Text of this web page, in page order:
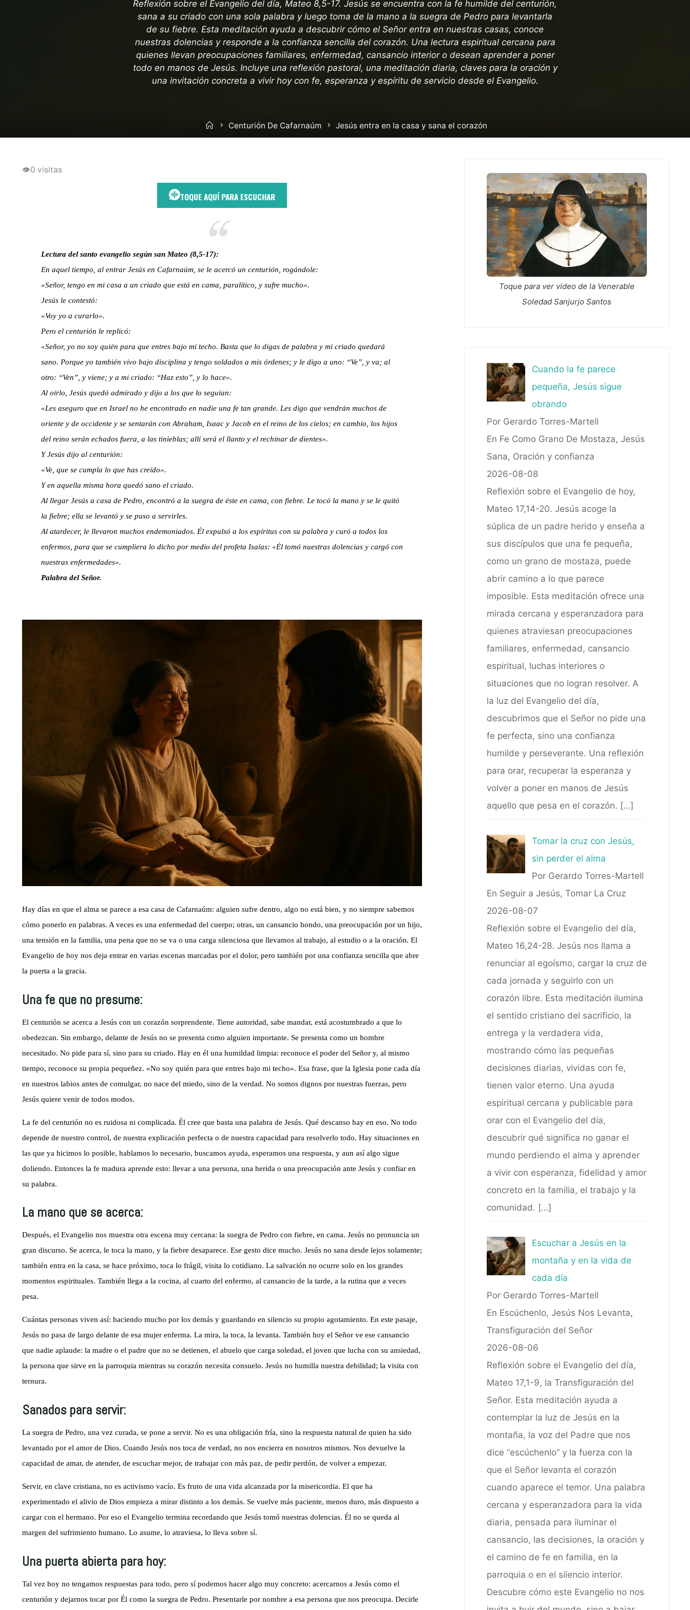
Reflexión sobre el Evangelio del día, Mateo 8,5-17. Jesús se encuentra con la fe humilde del centurión,
sana a su criado con una sola palabra y luego toma de la mano a la suegra de Pedro para levantarla
de su fiebre. Esta meditación ayuda a descubrir cómo el Señor entra en nuestras casas, conoce
nuestras dolencias y responde a la confianza sencilla del corazón. Una lectura espiritual cercana para
quienes llevan preocupaciones familiares, enfermedad, cansancio interior o desean aprender a poner
todo en manos de Jesús. Incluye una reflexión pastoral, una meditación diaria, claves para la oración y
una invitación concreta a vivir hoy con fe, esperanza y espíritu de servicio desde el Evangelio.
InicioCenturión De Cafarnaúm Jesús entra en la casa y sana el corazón
👁0 visitas
TOQUE AQUÍ PARA ESCUCHAR
Lectura del santo evangelio según san Mateo (8,5-17):
En aquel tiempo, al entrar Jesús en Cafarnaúm, se le acercó un centurión, rogándole:
«Señor, tengo en mi casa a un criado que está en cama, paralítico, y sufre mucho».
Jesús le contestó:
«Voy yo a curarlo».
Pero el centurión le replicó:
«Señor, yo no soy quién para que entres bajo mi techo. Basta que lo digas de palabra y mi criado quedará
sano. Porque yo también vivo bajo disciplina y tengo soldados a mis órdenes; y le digo a uno: “Ve”, y va; al
otro: “Ven”, y viene; y a mi criado: “Haz esto”, y lo hace».
Al oírlo, Jesús quedó admirado y dijo a los que lo seguían:
«Les aseguro que en Israel no he encontrado en nadie una fe tan grande. Les digo que vendrán muchos de
oriente y de occidente y se sentarán con Abraham, Isaac y Jacob en el reino de los cielos; en cambio, los hijos
del reino serán echados fuera, a las tinieblas; allí será el llanto y el rechinar de dientes».
Y Jesús dijo al centurión:
«Ve, que se cumpla lo que has creído».
Y en aquella misma hora quedó sano el criado.
Al llegar Jesús a casa de Pedro, encontró a la suegra de éste en cama, con fiebre. Le tocó la mano y se le quitó
la fiebre; ella se levantó y se puso a servirles.
Al atardecer, le llevaron muchos endemoniados. Él expulsó a los espíritus con su palabra y curó a todos los
enfermos, para que se cumpliera lo dicho por medio del profeta Isaías: «Él tomó nuestras dolencias y cargó con
nuestras enfermedades».
Palabra del Señor.
Hay días en que el alma se parece a esa casa de Cafarnaúm: alguien sufre dentro, algo no está bien, y no siempre sabemos
cómo ponerlo en palabras. A veces es una enfermedad del cuerpo; otras, un cansancio hondo, una preocupación por un hijo,
una tensión en la familia, una pena que no se va o una carga silenciosa que llevamos al trabajo, al estudio o a la oración. El
Evangelio de hoy nos deja entrar en varias escenas marcadas por el dolor, pero también por una confianza sencilla que abre
la puerta a la gracia.
Una fe que no presume:
El centurión se acerca a Jesús con un corazón sorprendente. Tiene autoridad, sabe mandar, está acostumbrado a que lo
obedezcan. Sin embargo, delante de Jesús no se presenta como alguien importante. Se presenta como un hombre
necesitado. No pide para sí, sino para su criado. Hay en él una humildad limpia: reconoce el poder del Señor y, al mismo
tiempo, reconoce su propia pequeñez. «No soy quién para que entres bajo mi techo». Esa frase, que la Iglesia pone cada día
en nuestros labios antes de comulgar, no nace del miedo, sino de la verdad. No somos dignos por nuestras fuerzas, pero
Jesús quiere venir de todos modos.
La fe del centurión no es ruidosa ni complicada. Él cree que basta una palabra de Jesús. Qué descanso hay en eso. No todo
depende de nuestro control, de nuestra explicación perfecta o de nuestra capacidad para resolverlo todo. Hay situaciones en
las que ya hicimos lo posible, hablamos lo necesario, buscamos ayuda, esperamos una respuesta, y aun así algo sigue
doliendo. Entonces la fe madura aprende esto: llevar a una persona, una herida o una preocupación ante Jesús y confiar en
su palabra.
La mano que se acerca:
Después, el Evangelio nos muestra otra escena muy cercana: la suegra de Pedro con fiebre, en cama. Jesús no pronuncia un
gran discurso. Se acerca, le toca la mano, y la fiebre desaparece. Ese gesto dice mucho. Jesús no sana desde lejos solamente;
también entra en la casa, se hace próximo, toca lo frágil, visita lo cotidiano. La salvación no ocurre solo en los grandes
momentos espirituales. También llega a la cocina, al cuarto del enfermo, al cansancio de la tarde, a la rutina que a veces
pesa.
Cuántas personas viven así: haciendo mucho por los demás y guardando en silencio su propio agotamiento. En este pasaje,
Jesús no pasa de largo delante de esa mujer enferma. La mira, la toca, la levanta. También hoy el Señor ve ese cansancio
que nadie aplaude: la madre o el padre que no se detienen, el abuelo que carga soledad, el joven que lucha con su ansiedad,
la persona que sirve en la parroquia mientras su corazón necesita consuelo. Jesús no humilla nuestra debilidad; la visita con
ternura.
Sanados para servir:
La suegra de Pedro, una vez curada, se pone a servir. No es una obligación fría, sino la respuesta natural de quien ha sido
levantado por el amor de Dios. Cuando Jesús nos toca de verdad, no nos encierra en nosotros mismos. Nos devuelve la
capacidad de amar, de atender, de escuchar mejor, de trabajar con más paz, de pedir perdón, de volver a empezar.
Servir, en clave cristiana, no es activismo vacío. Es fruto de una vida alcanzada por la misericordia. El que ha
experimentado el alivio de Dios empieza a mirar distinto a los demás. Se vuelve más paciente, menos duro, más dispuesto a
cargar con el hermano. Por eso el Evangelio termina recordando que Jesús tomó nuestras dolencias. Él no se queda al
margen del sufrimiento humano. Lo asume, lo atraviesa, lo lleva sobre sí.
Una puerta abierta para hoy:
Tal vez hoy no tengamos respuestas para todo, pero sí podemos hacer algo muy concreto: acercarnos a Jesús como el
centurión y dejarnos tocar por Él como la suegra de Pedro. Presentarle por nombre a esa persona que nos preocupa. Decirle
Toque para ver video de la Venerable
Soledad Sanjurjo Santos
Cuando la fe parece
pequeña, Jesús sigue
obrando
Por Gerardo Torres-Martell
En Fe Como Grano De Mostaza, Jesús
Sana, Oración y confianza
2026-08-08
Reflexión sobre el Evangelio de hoy,
Mateo 17,14-20. Jesús acoge la
súplica de un padre herido y enseña a
sus discípulos que una fe pequeña,
como un grano de mostaza, puede
abrir camino a lo que parece
imposible. Esta meditación ofrece una
mirada cercana y esperanzadora para
quienes atraviesan preocupaciones
familiares, enfermedad, cansancio
espiritual, luchas interiores o
situaciones que no logran resolver. A
la luz del Evangelio del día,
descubrimos que el Señor no pide una
fe perfecta, sino una confianza
humilde y perseverante. Una reflexión
para orar, recuperar la esperanza y
volver a poner en manos de Jesús
aquello que pesa en el corazón. […]
Tomar la cruz con Jesús,
sin perder el alma
Por Gerardo Torres-Martell
En Seguir a Jesús, Tomar La Cruz
2026-08-07
Reflexión sobre el Evangelio del día,
Mateo 16,24-28. Jesús nos llama a
renunciar al egoísmo, cargar la cruz de
cada jornada y seguirlo con un
corazón libre. Esta meditación ilumina
el sentido cristiano del sacrificio, la
entrega y la verdadera vida,
mostrando cómo las pequeñas
decisiones diarias, vividas con fe,
tienen valor eterno. Una ayuda
espiritual cercana y publicable para
orar con el Evangelio del día,
descubrir qué significa no ganar el
mundo perdiendo el alma y aprender
a vivir con esperanza, fidelidad y amor
concreto en la familia, el trabajo y la
comunidad. […]
Escuchar a Jesús en la
montaña y en la vida de
cada día
Por Gerardo Torres-Martell
En Escúchenlo, Jesús Nos Levanta,
Transfiguración del Señor
2026-08-06
Reflexión sobre el Evangelio del día,
Mateo 17,1-9, la Transfiguración del
Señor. Esta meditación ayuda a
contemplar la luz de Jesús en la
montaña, la voz del Padre que nos
dice “escúchenlo” y la fuerza con la
que el Señor levanta el corazón
cuando aparece el temor. Una palabra
cercana y esperanzadora para la vida
diaria, pensada para iluminar el
cansancio, las decisiones, la oración y
el camino de fe en familia, en la
parroquia o en el silencio interior.
Descubre cómo este Evangelio no nos